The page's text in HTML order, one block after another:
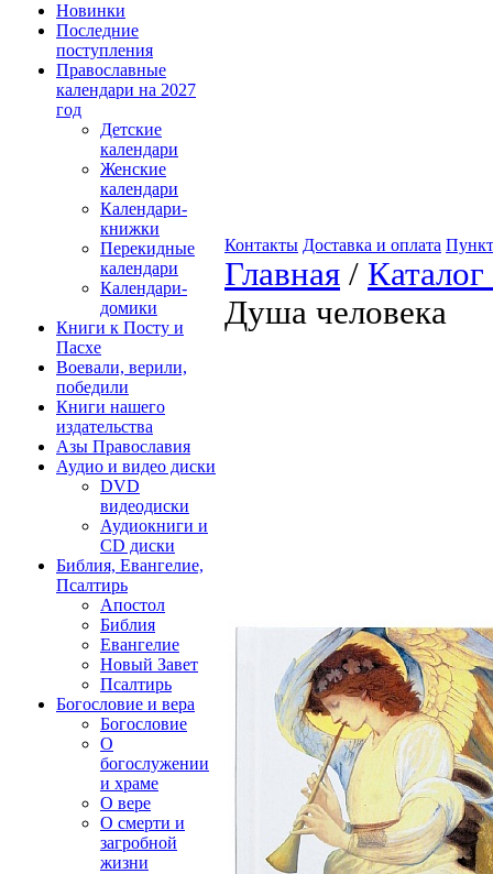
Новинки
Последние
поступления
Православные
календари на 2027
год
Детские
календари
Женские
календари
Календари-
книжки
Перекидные
календари
Календари-
домики
Книги к Посту и
Пасхе
Воевали, верили,
победили
Книги нашего
издательства
Азы Православия
Аудио и видео диски
DVD
видеодиски
Аудиокниги и
CD диски
Библия, Евангелие,
Псалтирь
Апостол
Библия
Евангелие
Новый Завет
Псалтирь
Богословие и вера
Богословие
О
богослужении
и храме
О вере
О смерти и
загробной
жизни
Контакты Доставка и оплата
Главная /
Душа человека